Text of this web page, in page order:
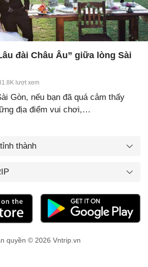
đài Châu Âu” giữa lòng Sài
lượt xem
Gòn, nếu bạn đã quá cảm thấy
địa điểm vui chơi,…
thành
quyền © 2026 Vntrip.vn